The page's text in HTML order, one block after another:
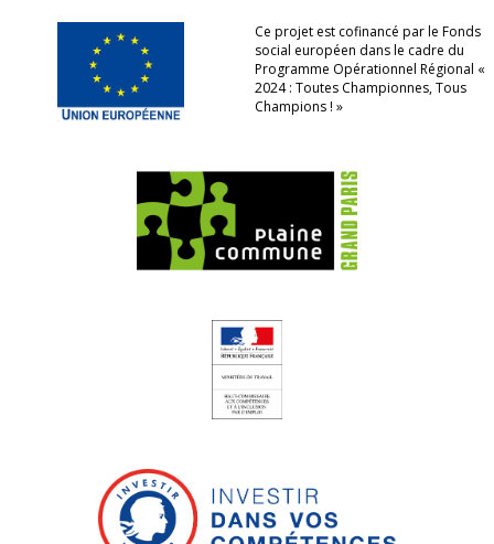
Ce projet est cofinancé par le Fonds
social européen dans le cadre du
Programme Opérationnel Régional «
2024 : Toutes Championnes, Tous
Champions ! »